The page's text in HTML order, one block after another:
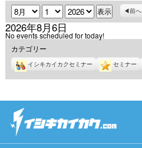
月 日 年 前へ
2026年8月6日
No events scheduled for today!
カテゴリー
イシキカイカクセミナー セミナー